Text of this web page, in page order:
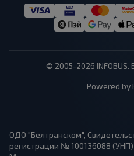
© 2005-2026
Powered by
ОДО "Белтранском",
регистрации № 100136088 (УНП)